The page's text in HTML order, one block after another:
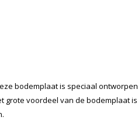
bodemplaat is speciaal ontworpen
grote voordeel van de bodemplaat is